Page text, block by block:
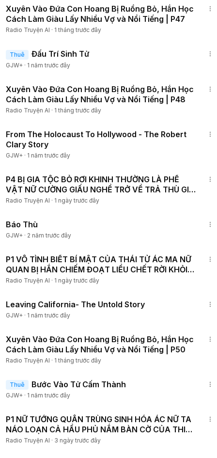
#reviewtruyệntranh
#truyệntranh
#anime
Xuyên Vào Đứa Con Hoang Bị Ruồng Bỏ, Hắn Học
Cách Làm Giàu Lấy Nhiều Vợ và Nổi Tiếng | P47
Radio Truyện AI · 1 tháng trước đây
Thuê Đấu Trí Sinh Tử
GJW+ · 1 năm trước đây
Xuyên Vào Đứa Con Hoang Bị Ruồng Bỏ, Hắn Học
Cách Làm Giàu Lấy Nhiều Vợ và Nổi Tiếng | P48
Radio Truyện AI · 1 tháng trước đây
From The Holocaust To Hollywood - The Robert
Clary Story
GJW+ · 1 năm trước đây
P4 BỊ GIA TỘC BỎ RƠI KHINH THƯỜNG LÀ PHẾ
VẬT NỮ CƯỜNG GIẤU NGHỀ TRỞ VỀ TRẢ THÙ GIẢ
THIÊN KIM GIẢ
Radio Truyện AI · 1 ngày trước đây
Báo Thù
GJW+ · 2 năm trước đây
P1 VÔ TÌNH BIẾT BÍ MẬT CỦA THÁI TỬ ÁC MA NỮ
QUAN BỊ HẮN CHIẾM ĐOẠT LIỀU CHẾT RỜI KHỎI
HẬU CUNG
Radio Truyện AI · 1 ngày trước đây
Leaving California- The Untold Story
GJW+ · 1 năm trước đây
Xuyên Vào Đứa Con Hoang Bị Ruồng Bỏ, Hắn Học
Cách Làm Giàu Lấy Nhiều Vợ và Nổi Tiếng | P50
Radio Truyện AI · 1 tháng trước đây
Thuê Bước Vào Tử Cấm Thành
GJW+ · 1 năm trước đây
P1 NỮ TƯỚNG QUÂN TRÙNG SINH HÓA ÁC NỮ TA
NÁO LOẠN CẢ HẦU PHỦ NẮM BÀN CỜ CỦA THIÊN
HẠ
Radio Truyện AI · 3 ngày trước đây